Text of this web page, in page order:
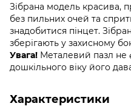
Зібрана модель красива,
без пильних очей та
знадобитися пінцет.
зберігають у захисному
Увага! Металевий пазл не
дошкільного віку його
Характеристики